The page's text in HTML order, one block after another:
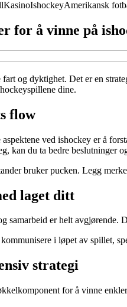
KasinoIshockeyAmerikansk
for å vinne på
fart og dyktighet. Det er en
dine.
flow
aspektene ved ishockey er å
kan du ta bedre beslutninger
bruker pucken. Legg
laget ditt
samarbeid er helt
i løpet av spillet,
strategi
for å vinne